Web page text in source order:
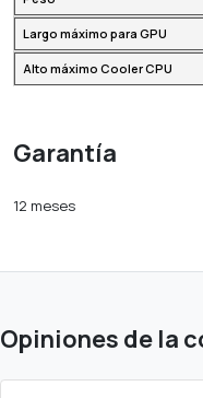
Largo máximo para GPU
Alto máximo Cooler CPU
Garantía
12 meses
Opiniones de la